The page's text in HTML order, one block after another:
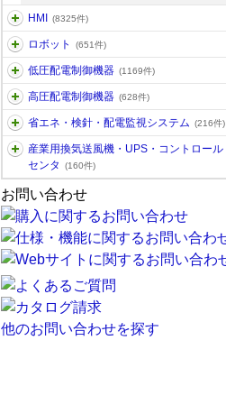
HMI (8325件)
ロボット (651件)
低圧配電制御機器 (1169件)
高圧配電制御機器 (628件)
省エネ・検針・配電監視システム (216件)
産業用換気送風機・UPS・コントロール
センタ
(160件)
お問い合わせ
他のお問い合わせを探す